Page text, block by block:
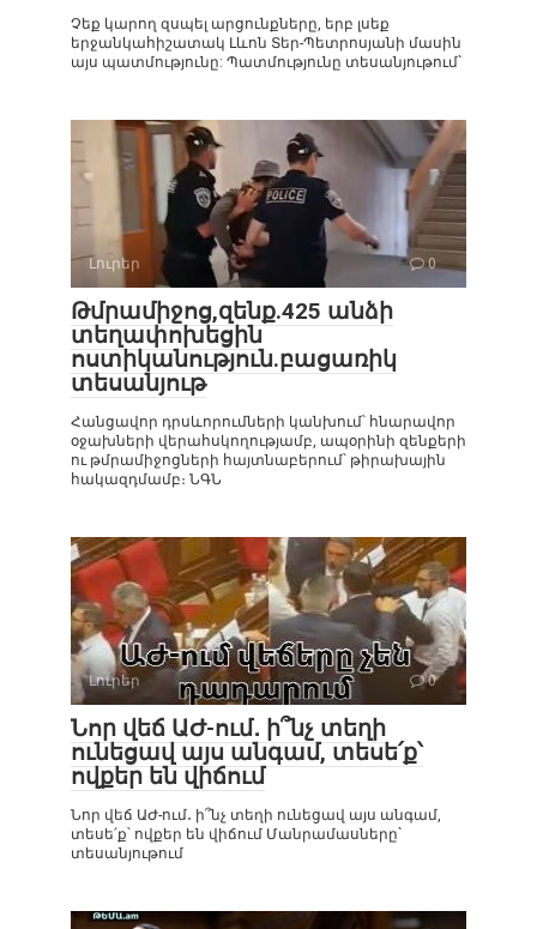
Չեք կարող զսպել արցունքները, երբ լսեք
երջանկահիշատակ Լևոն Տեր-Պետրոսյանի մասին
այս պատմությունը: Պատմությունը տեսանյութում`
Լուրեր 0
Թմրամիջոց,զենք.425 անձի
տեղափոխեցին
ոստիկանություն.բացառիկ
տեսանյութ
Հանցավոր դրսևորումների կանխում՝ հնարավոր
օջախների վերահսկողությամբ, ապօրինի զենքերի
ու թմրամիջոցների հայտնաբերում՝ թիրախային
հակազդմամբ։ ՆԳՆ
Լուրեր 0
Նոր վեճ ԱԺ-ում․ ի՞նչ տեղի
ունեցավ այս անգամ, տեսե՛ք՝
ովքեր են վիճում
Նոր վեճ ԱԺ-ում․ ի՞նչ տեղի ունեցավ այս անգամ,
տեսե՛ք՝ ովքեր են վիճում Մանրամասները`
տեսանյութում